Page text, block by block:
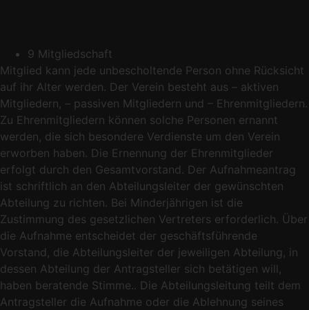
9 Mitgliedschaft
Mitglied kann jede unbescholtende Person ohne Rücksicht
auf ihr Alter werden. Der Verein besteht aus – aktiven
Mitgliedern, – passiven Mitgliedern und – Ehrenmitgliedern.
Zu Ehrenmitgliedern können solche Personen ernannt
werden, die sich besondere Verdienste um den Verein
erworben haben. Die Ernennung der Ehrenmitglieder
erfolgt durch den Gesamtvorstand. Der Aufnahmeantrag
ist schriftlich an den Abteilungsleiter der gewünschten
Abteilung zu richten. Bei Minderjährigen ist die
Zustimmung des gesetzlichen Vertreters erforderlich. Über
die Aufnahme entscheidet der geschäftsführende
Vorstand, die Abteilungsleiter der jeweiligen Abteilung, in
dessen Abteilung der Antragsteller sich betätigen will,
haben beratende Stimme.. Die Abteilungsleitung teilt dem
Antragsteller die Aufnahme oder die Ablehnung seines